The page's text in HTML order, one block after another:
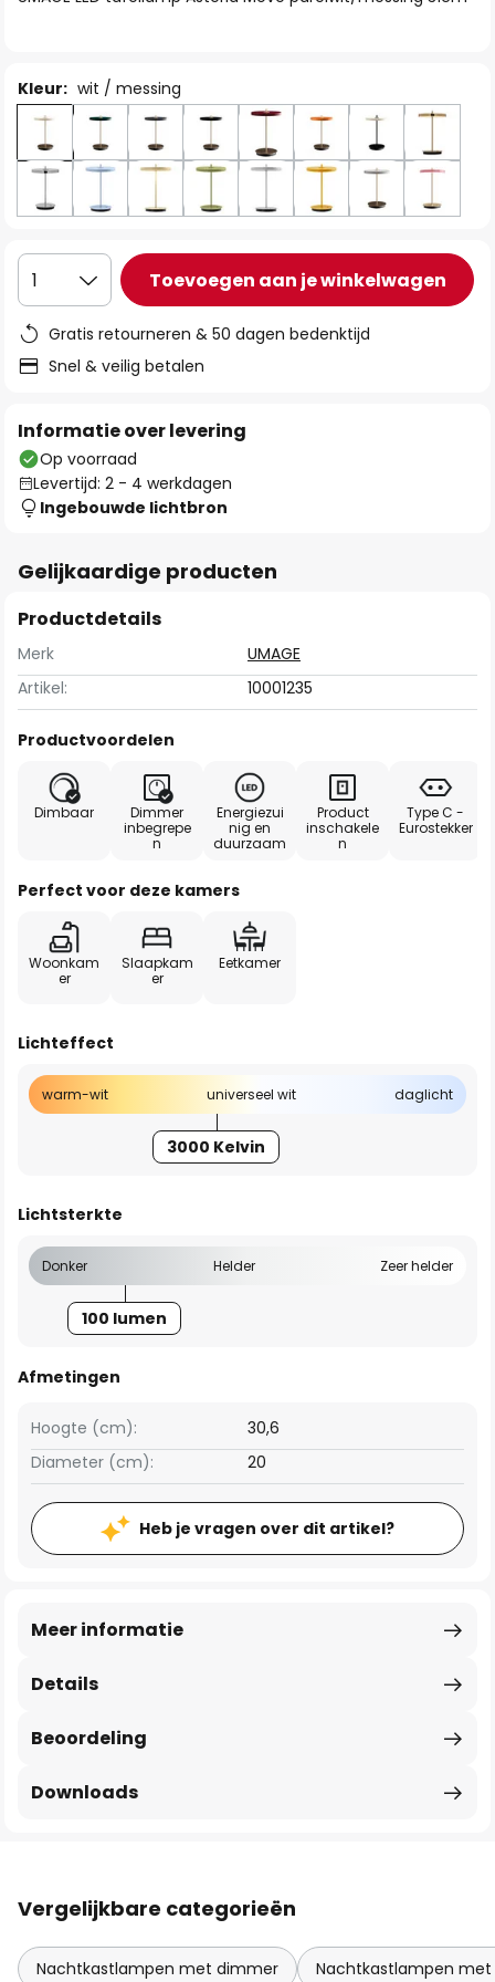
Kleur: wit / messing
1 Toevoegen aan je winkelwagen
Gratis retourneren & 50 dagen bedenktijd
Snel & veilig betalen
Informatie over levering
Op voorraad
Levertijd: 2 - 4 werkdagen
Ingebouwde lichtbron
Gelijkaardige producten
Productdetails
Merk
UMAGE
Artikel:
10001235
Productvoordelen
Dimbaar
Dimmer
inbegrepe
n
Energiezui
nig en
duurzaam
Product
inschakele
n
Type C -
Eurostekker
Perfect voor deze kamers
Woonkam
er
Slaapkam
er
Eetkamer
Lichteffect
warm-wit universeel wit daglicht
3000 Kelvin
Lichtsterkte
Donker Helder Zeer helder
100 lumen
Afmetingen
Hoogte (cm):
30,6
Diameter (cm):
20
Heb je vragen over dit artikel?
Details
Meer informatie
Beoordeling
Downloads
Vergelijkbare categorieën
Nachtkastlampen met dimmer Nachtkastlampen met